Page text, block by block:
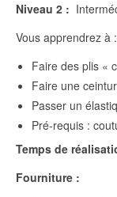
Niveau 2 :
Vous apprendrez à :
Faire des plis «
Faire une
Passer un
Pré-requis :
Temps de
Fourniture :